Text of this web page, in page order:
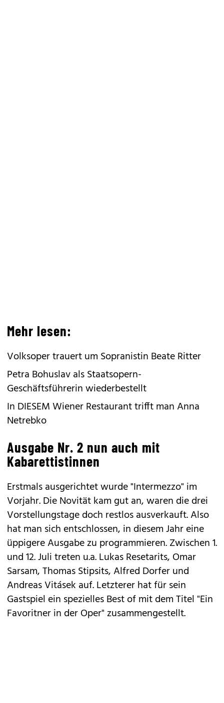
Mehr lesen:
Volksoper trauert um Sopranistin Beate Ritter
Petra Bohuslav als Staatsopern-
Geschäftsführerin wiederbestellt
In DIESEM Wiener Restaurant trifft man Anna
Netrebko
Ausgabe Nr. 2 nun auch mit
Kabarettistinnen
Erstmals ausgerichtet wurde "Intermezzo" im
Vorjahr. Die Novität kam gut an, waren die drei
Vorstellungstage doch restlos ausverkauft. Also
hat man sich entschlossen, in diesem Jahr eine
üppigere Ausgabe zu programmieren. Zwischen 1.
und 12. Juli treten u.a. Lukas Resetarits, Omar
Sarsam, Thomas Stipsits, Alfred Dorfer und
Andreas Vitásek auf. Letzterer hat für sein
Gastspiel ein spezielles Best of mit dem Titel "Ein
Favoritner in der Oper" zusammengestellt.